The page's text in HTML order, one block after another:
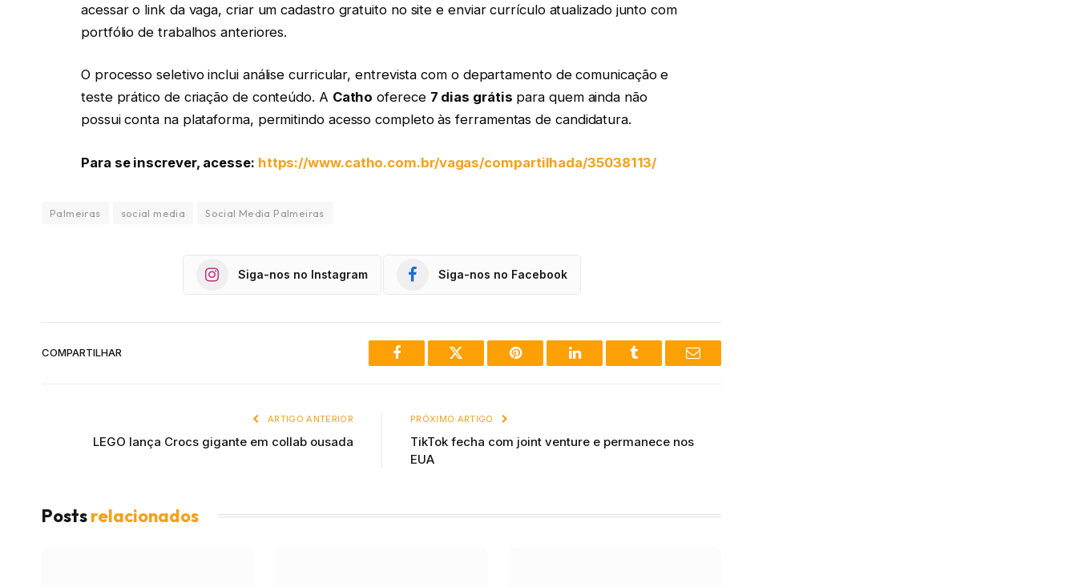
acessar o link da vaga, criar um cadastro gratuito no site e enviar currículo atualizado junto com
portfólio de trabalhos anteriores.
O processo seletivo inclui análise curricular, entrevista com o departamento de comunicação e
teste prático de criação de conteúdo. A Catho oferece 7 dias grátis para quem ainda não
possui conta na plataforma, permitindo acesso completo às ferramentas de candidatura.
Para se inscrever, acesse: https://www.catho.com.br/vagas/compartilhada/35038113/
Palmeiras social media Social Media Palmeiras
Siga-nos no Instagram Siga-nos no Facebook
COMPARTILHAR
Facebook Twitter Pinterest LinkedIn Tumblr Email
ARTIGO ANTERIOR
LEGO lança Crocs gigante em collab ousada
PRÓXIMO ARTIGO
TikTok fecha com joint venture e permanece nos
EUA
Postsrelacionados